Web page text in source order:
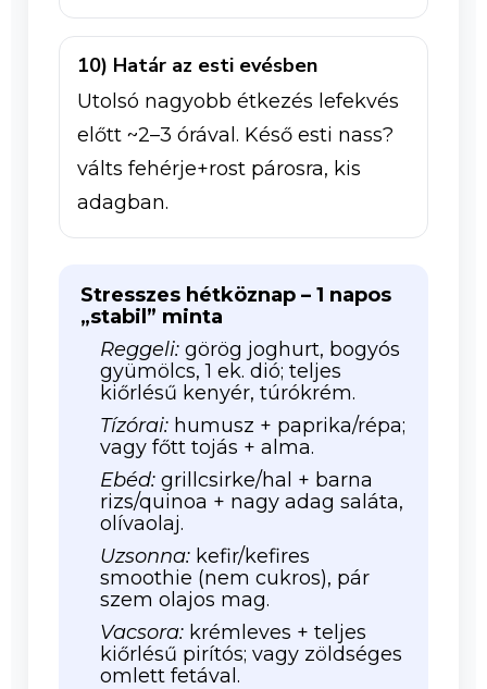
10) Határ az esti evésben
Utolsó nagyobb étkezés lefekvés
előtt ~2–3 órával. Késő esti nass?
válts fehérje+rost párosra, kis
adagban.
Stresszes hétköznap – 1 napos
„stabil” minta
Reggeli: görög joghurt, bogyós
gyümölcs, 1 ek. dió; teljes
kiőrlésű kenyér, túrókrém.
Tízórai: humusz + paprika/répa;
vagy főtt tojás + alma.
Ebéd: grillcsirke/hal + barna
rizs/quinoa + nagy adag saláta,
olívaolaj.
Uzsonna: kefir/kefires
smoothie (nem cukros), pár
szem olajos mag.
Vacsora: krémleves + teljes
kiőrlésű pirítós; vagy zöldséges
omlett fetával.